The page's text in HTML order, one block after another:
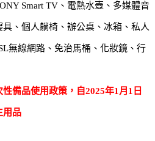
Smart TV、電熱水壺、多媒體音
、個人躺椅、辦公桌、冰箱、私人
無線網路、免治馬桶、化妝鏡、行
備品使用政策，自2025年1月1日
用品